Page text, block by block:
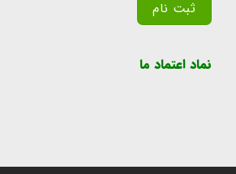
نماد اعتماد ما